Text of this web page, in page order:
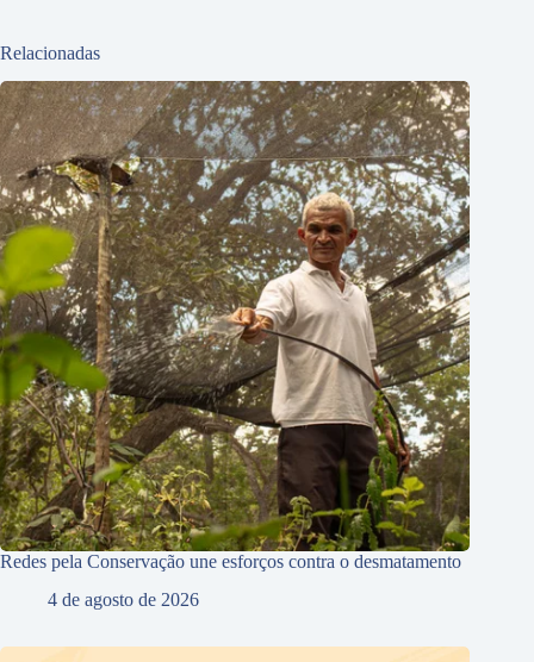
Relacionadas
Redes pela Conservação une esforços contra o desmatamento
4 de agosto de 2026